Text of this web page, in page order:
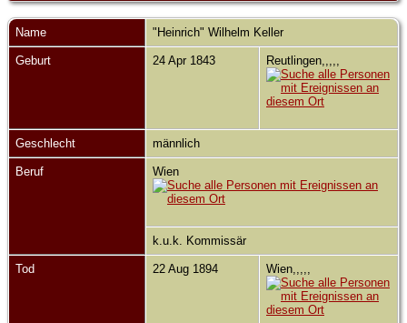
Name "Heinrich" Wilhelm Keller
Geburt 24 Apr 1843 Reutlingen,,,,,
Geschlecht männlich
Beruf Wien
k.u.k. Kommissär
Tod 22 Aug 1894 Wien,,,,,